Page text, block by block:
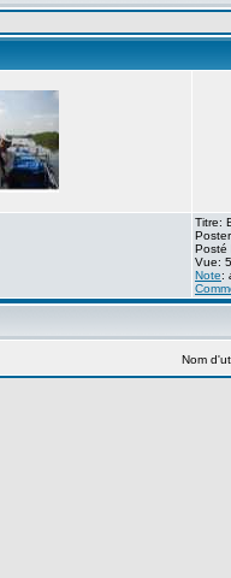
Titre:
Posté
Vue:
Note:
Nom